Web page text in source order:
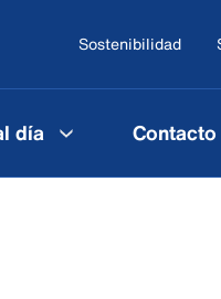
Sostenibilidad
día Contacto